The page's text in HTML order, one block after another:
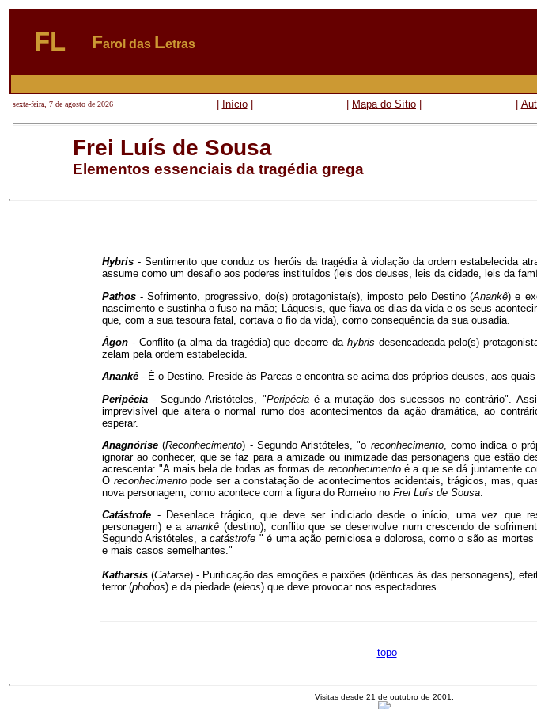
FL Farol das Letras
sexta-feira, 7 de agosto de 2026 Início| Mapa do Sítio
Frei Luís de Sousa
Elementos essenciais da tragédia grega
Hybris - Sentimento que conduz os heróis da tragédia à violação da ordem estabelecida
assume como um desafio aos poderes instituídos (leis dos deuses, leis da cidade, leis da
Pathos - Sofrimento, progressivo, do(s) protagonista(s), imposto pelo Destino (Anankê) e
nascimento e sustinha o fuso na mão; Láquesis, que fiava os dias da vida e os seus
que, com a sua tesoura fatal, cortava o fio da vida), como consequência da sua ousadia.
Ágon -Conflito (a alma da tragédia) que decorre da hybris desencadeada pelo(s)
zelam pela ordem estabelecida.
Anankê - É o Destino. Preside às Parcas e encontra-se acima dos próprios deuses, aos
Peripécia- Segundo Aristóteles, "Peripéciaé a mutação dos sucessos no contrário".
imprevisível que altera o normal rumo dos acontecimentos da ação dramática, ao
esperar.
Anagnórise (Reconhecimento) -Segundo Aristóteles, "o reconhecimento, como indica o
ignorar ao conhecer, que se faz para a amizade ou inimizade das personagens que estão
acrescenta: "A mais bela de todas as formas de reconhecimentoé a que se dá juntamente
O reconhecimentopode ser a constatação de acontecimentos acidentais, trágicos, mas,
nova personagem, como acontece com a figura do Romeiro no Frei Luís de Sousa
Catástrofe -Desenlace trágico, que deve ser indiciado desde o início, uma vez que
personagem) e aanankê (destino), conflito que se desenvolve num crescendo de
Segundo Aristóteles, acatástrofe " é uma ação perniciosa e dolorosa, como o são as
e mais casos semelhantes."
Katharsis (Catarse) - Purificação das emoções e paixões (idênticas às das personagens),
terror (phobos) e da piedade (eleos) que deve provocar nos espectadores.
topo
Visitas desde 21 de outubro de 2001: